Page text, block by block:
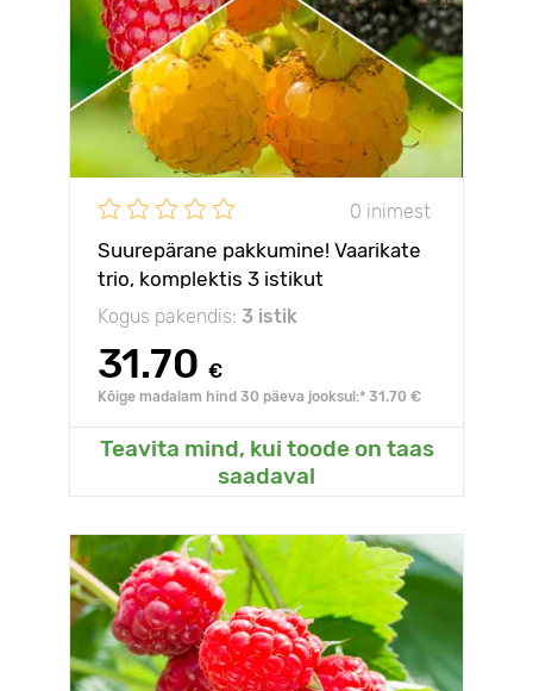
0 inimest
Suurepärane pakkumine! Vaarikate
trio, komplektis 3 istikut
Kogus pakendis: 3 istik
31.70 €
Kõige madalam hind 30 päeva jooksul:* 31.70 €
Teavita mind, kui toode on taas
saadaval